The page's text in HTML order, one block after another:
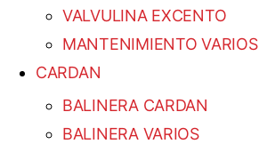
VALVULINA EXCENTO
MANTENIMIENTO VARIOS
CARDAN
BALINERA CARDAN
BALINERA VARIOS